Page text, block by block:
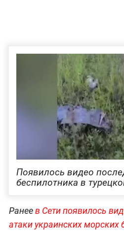
Появилось видео
беспилотника в
Ранеев Сети появилось
атаки украинских морских